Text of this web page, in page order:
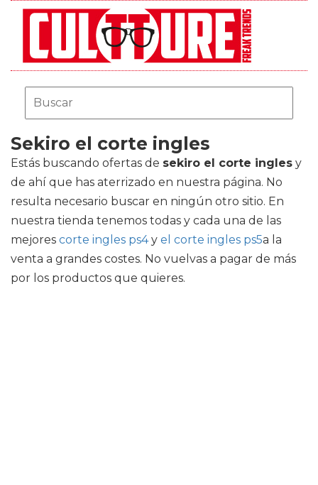
Sekiro el corte ingles
Estás buscando ofertas de sekiro el corte ingles y
de ahí que has aterrizado en nuestra página. No
resulta necesario buscar en ningún otro sitio. En
nuestra tienda tenemos todas y cada una de las
mejores corte ingles ps4y el corte ingles ps5a la
venta a grandes costes. No vuelvas a pagar de más
por los productos que quieres.